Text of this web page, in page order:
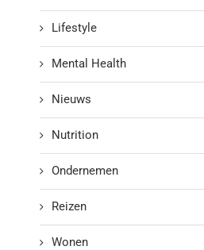
Lifestyle
Mental Health
Nieuws
Nutrition
Ondernemen
Reizen
Wonen